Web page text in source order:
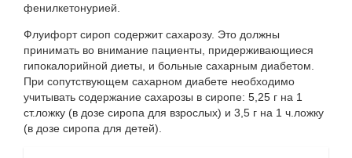
фенилкетонурией.
Флуифорт сироп содержит сахарозу. Это должны
принимать во внимание пациенты, придерживающиеся
гипокалорийной диеты, и больные сахарным диабетом.
При сопутствующем сахарном диабете необходимо
учитывать содержание сахарозы в сиропе: 5,25 г на 1
ст.ложку (в дозе сиропа для взрослых) и 3,5 г на 1 ч.ложку
(в дозе сиропа для детей).